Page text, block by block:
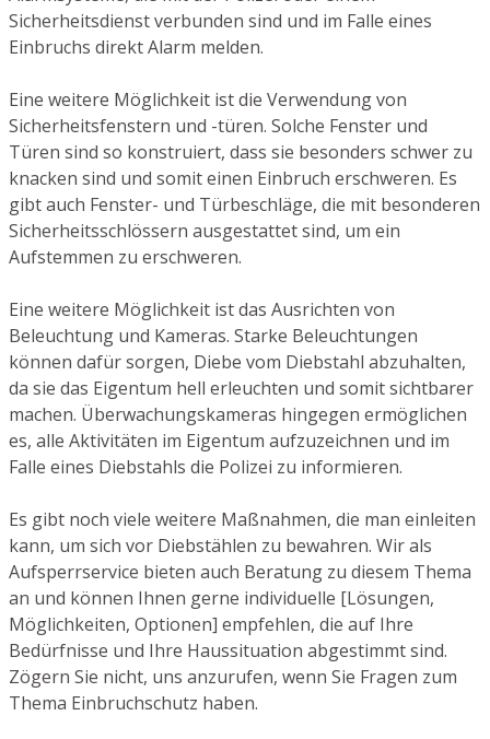
Sicherheitsdienst verbunden sind und im Falle eines
Einbruchs direkt Alarm melden.
Eine weitere Möglichkeit ist die Verwendung von
Sicherheitsfenstern und -türen. Solche Fenster und
Türen sind so konstruiert, dass sie besonders schwer zu
knacken sind und somit einen Einbruch erschweren. Es
gibt auch Fenster- und Türbeschläge, die mit besonderen
Sicherheitsschlössern ausgestattet sind, um ein
Aufstemmen zu erschweren.
Eine weitere Möglichkeit ist das Ausrichten von
Beleuchtung und Kameras. Starke Beleuchtungen
können dafür sorgen, Diebe vom Diebstahl abzuhalten,
da sie das Eigentum hell erleuchten und somit sichtbarer
machen. Überwachungskameras hingegen ermöglichen
es, alle Aktivitäten im Eigentum aufzuzeichnen und im
Falle eines Diebstahls die Polizei zu informieren.
Es gibt noch viele weitere Maßnahmen, die man einleiten
kann, um sich vor Diebstählen zu bewahren. Wir als
Aufsperrservice bieten auch Beratung zu diesem Thema
an und können Ihnen gerne individuelle [Lösungen,
Möglichkeiten, Optionen] empfehlen, die auf Ihre
Bedürfnisse und Ihre Haussituation abgestimmt sind.
Zögern Sie nicht, uns anzurufen, wenn Sie Fragen zum
Thema Einbruchschutz haben.